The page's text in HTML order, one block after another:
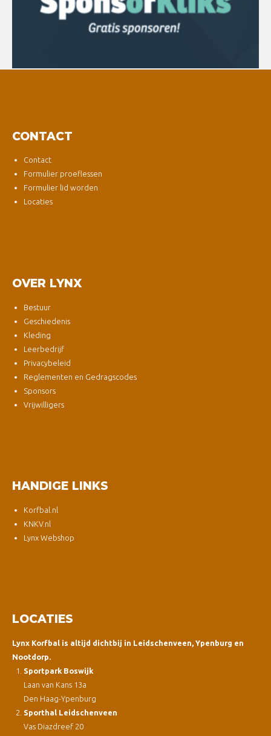
CONTACT
Contact
Formulier proeflessen
Formulier lid worden
Locaties
OVER LYNX
Bestuur
Geschiedenis
Kleding
Leerbedrijf
Privacybeleid
Reglementen en Gedragscodes
Sponsors
Vrijwilligers
HANDIGE LINKS
Korfbal.nl
KNKV.nl
Lynx Webshop
LOCATIES
Lynx Korfbal is altijd dichtbij in Leidschenveen, Ypenburg en
Nootdorp.
Sportpark Boswijk
Laan van Kans 13a
Den Haag-Ypenburg
Sporthal Leidschenveen
Vas Diazdreef 20